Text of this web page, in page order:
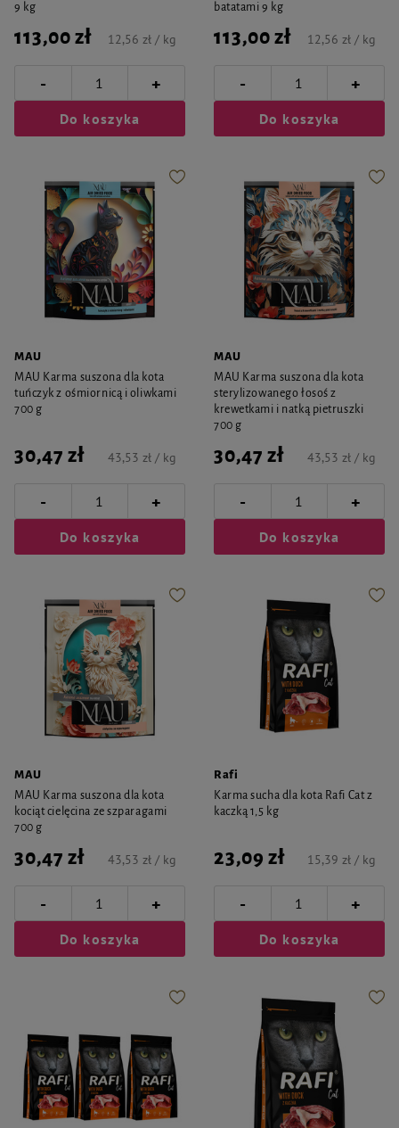
9 kg
113,00 zł 12,56 zł / kg
- +
Do koszyka
batatami 9 kg
113,00 zł 12,56 zł / kg
- +
Do koszyka
MAU
MAU Karma suszona dla kota
tuńczyk z ośmiornicą i oliwkami
700 g
30,47 zł 43,53 zł / kg
- +
Do koszyka
MAU
MAU Karma suszona dla kota
sterylizowanego łosoś z
krewetkami i natką pietruszki
700 g
30,47 zł 43,53 zł / kg
- +
Do koszyka
MAU
MAU Karma suszona dla kota
kociąt cielęcina ze szparagami
700 g
30,47 zł 43,53 zł / kg
- +
Do koszyka
Rafi
Karma sucha dla kota Rafi Cat z
kaczką 1,5 kg
23,09 zł 15,39 zł / kg
- +
Do koszyka